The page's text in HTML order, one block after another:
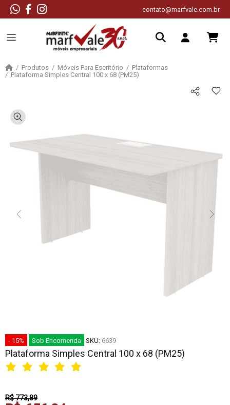
contato@marfvale.com.br
Produtos Móveis Para Escritório
Plataformas
Plataforma Simples Central 100 x 68 (PM25)
- 15% Sob Encomenda SKU: 6639
Plataforma Simples Central 100 x 68 (PM25)
R$ 773,89